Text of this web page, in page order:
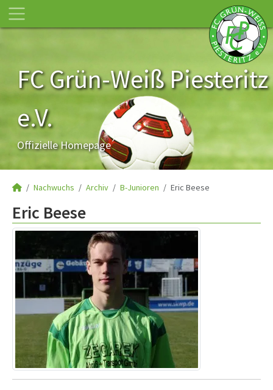
FC Grün-Weiß Piesteritz
e.V.
Offizielle Homepage
Nachwuchs Archiv B-Junioren Eric Beese
Eric Beese